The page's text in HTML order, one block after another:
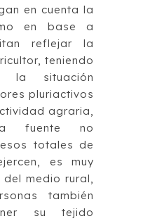
en cuenta la
en base a
reflejar la
teniendo
la situación
pluriactivos
agraria,
fuente no
totales de
es muy
medio rural,
también
su tejido